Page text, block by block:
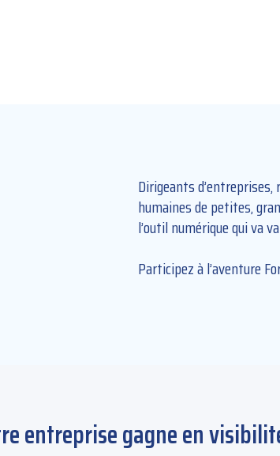
Dirigeants
humaines de petites,
l’outil numérique qui va
Participez à l’aventure
entreprise gagne en